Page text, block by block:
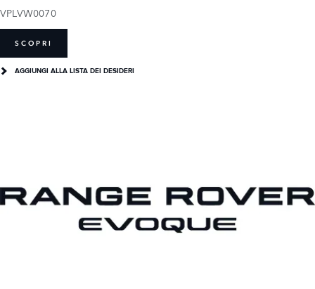
VPLVW0070
SCOPRI
AGGIUNGI ALLA LISTA DEI DESIDERI